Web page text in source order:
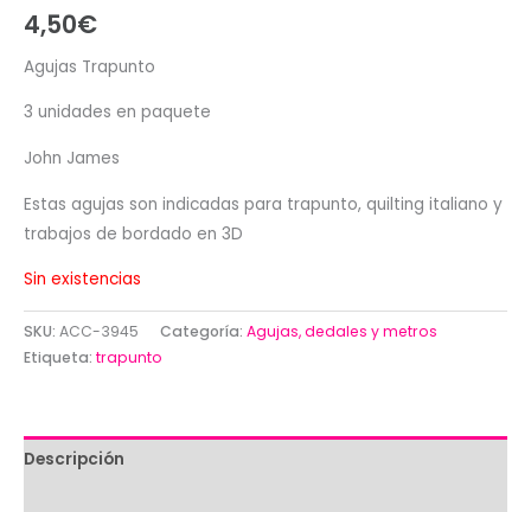
4,50€
Agujas Trapunto
3 unidades en paquete
John James
Estas agujas son indicadas para trapunto, quilting italiano y
trabajos de bordado en 3D
Sin existencias
SKU: ACC-3945 Categoría: Agujas, dedales y metros
Etiqueta: trapunto
Descripción